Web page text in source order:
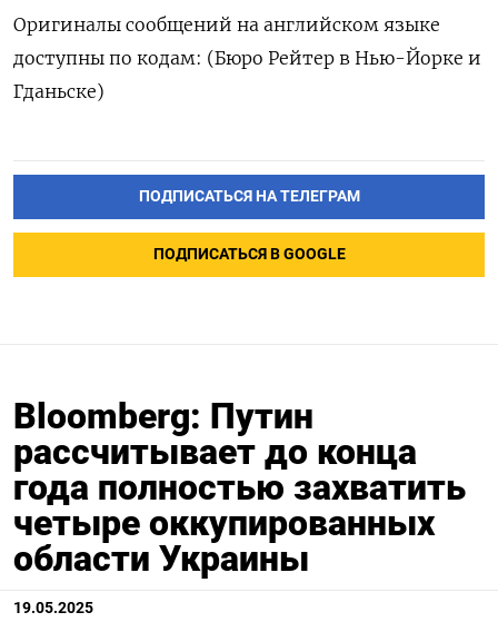
Оригиналы сообщений на английском языке
доступны по кодам: (Бюро Рейтер в Нью-Йорке и
Гданьске)
ПОДПИСАТЬСЯ НА ТЕЛЕГРАМ
ПОДПИСАТЬСЯ В GOOGLE
Bloomberg: Путин
рассчитывает до конца
года полностью захватить
четыре оккупированных
области Украины
19.05.2025